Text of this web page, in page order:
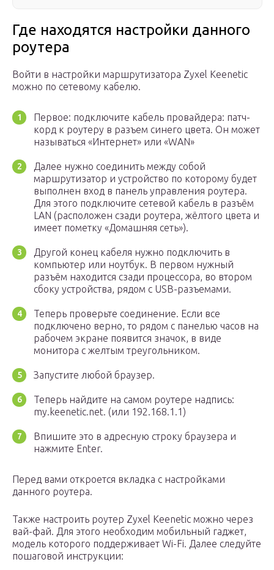
Где находятся настройки данного
роутера
Войти в настройки маршрутизатора Zyxel Keenetic
можно по сетевому кабелю.
Первое: подключите кабель провайдера: патч-
корд к роутеру в разъем синего цвета. Он может
называться «Интернет» или «WAN»
Далее нужно соединить между собой
маршрутизатор и устройство по которому будет
выполнен вход в панель управления роутера.
Для этого подключите сетевой кабель в разъём
LAN (расположен сзади роутера, жёлтого цвета и
имеет пометку «Домашняя сеть»).
Другой конец кабеля нужно подключить в
компьютер или ноутбук. В первом нужный
разъём находится сзади процессора, во втором
сбоку устройства, рядом с USB-разъемами.
Теперь проверьте соединение. Если все
подключено верно, то рядом с панелью часов на
рабочем экране появится значок, в виде
монитора с желтым треугольником.
Запустите любой браузер.
Теперь найдите на самом роутере надпись:
my.keenetic.net. (или 192.168.1.1)
Впишите это в адресную строку браузера и
нажмите Enter.
Перед вами откроется вкладка с настройками
данного роутера.
Также настроить роутер Zyxel Keenetic можно через
вай-фай. Для этого необходим мобильный гаджет,
модель которого поддерживает Wi-Fi. Далее следуйте
пошаговой инструкции: